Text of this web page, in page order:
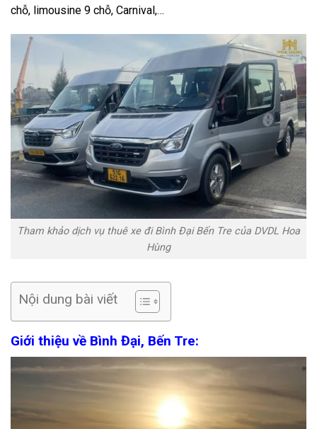
chỗ, limousine 9 chỗ, Carnival,…
Tham khảo dịch vụ thuê xe đi Bình Đại Bến Tre của DVDL Hoa
Hùng
Nội dung bài viết
Giới thiệu về Bình Đại, Bến Tre: